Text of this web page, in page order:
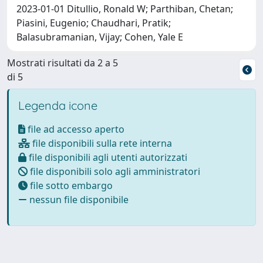
2023-01-01 Ditullio, Ronald W; Parthiban, Chetan;
Piasini, Eugenio; Chaudhari, Pratik;
Balasubramanian, Vijay; Cohen, Yale E
Mostrati risultati da 2 a 5
di 5
Legenda icone
file ad accesso aperto
file disponibili sulla rete interna
file disponibili agli utenti autorizzati
file disponibili solo agli amministratori
file sotto embargo
nessun file disponibile